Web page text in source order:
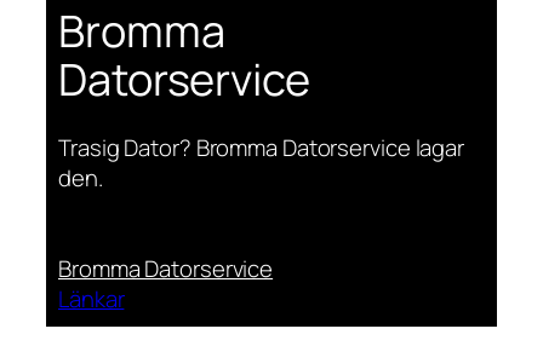
Bromma
Datorservice
Trasig Dator? Bromma Datorservice lagar
den.
Bromma Datorservice
Länkar